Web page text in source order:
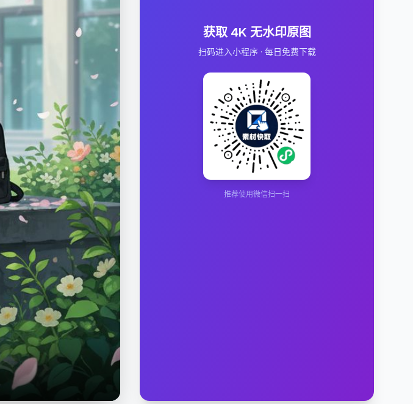
获取 4K 无水印原图
扫码进入小程序 · 每日免费下载
推荐使用微信扫一扫